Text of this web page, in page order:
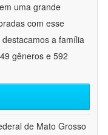
uma grande
com esse
a família
gêneros e 592
de Mato Grosso